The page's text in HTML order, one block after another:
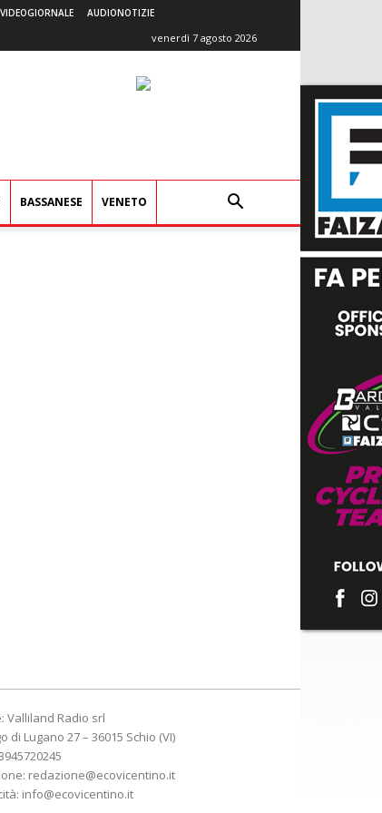
VIDEOGIORNALE AUDIONOTIZIE
venerdì 7 agosto 2026
BASSANESE VENETO
Valliland Radio srl
di Lugano 27 – 36015 Schio (VI)
redazione@ecovicentino.it
info@ecovicentino.it